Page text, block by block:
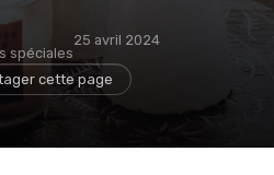
spéciales
25 avril 2024
cette page